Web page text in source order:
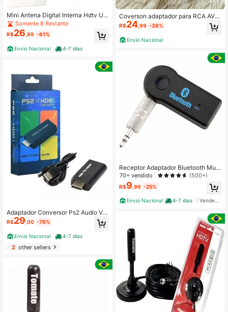
Mini Antena Digital Interna Hdtv Uh
f Tomate - Mtv-3015
Somente 8 Restante
R$26 ,99 -61%
Envio Nacional 4-7 dias
Adaptador Conversor Ps2 Audio Víd
eo Av Para Cabo
R$29 ,00 -76%
Envio Nacional 4-7 dias
2other sellers
Coverson adaptador para RCA AVI
TV antiga
R$24 ,99 -38%
Envio Nacional
Receptor Adaptador Bluetooth Musi
c Receiver P2 Áudio Car Music BT-
350
70+ vendido (500+)
R$9 ,99 -25%
Envio Nacional 4-7 dias Vendedor Indicado